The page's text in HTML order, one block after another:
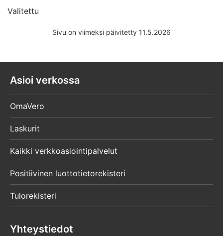
Valitettu
Sivu on viimeksi päivitetty 11.5.2026
Asioi verkossa
OmaVero
Laskurit
Kaikki verkkoasiointipalvelut
Positiivinen luottotietorekisteri
Tulorekisteri
Yhteystiedot